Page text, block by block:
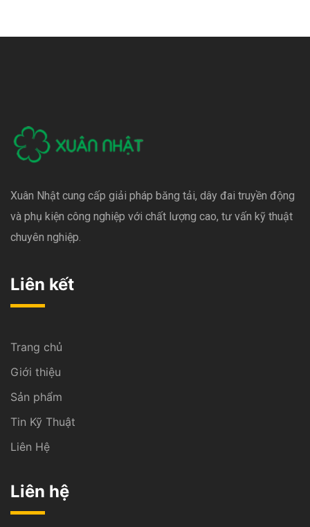
Xuân Nhật cung cấp giải pháp băng tải, dây đai truyền động
và phụ kiện công nghiệp với chất lượng cao, tư vấn kỹ thuật
chuyên nghiệp.
Liên kết
Trang chủ
Giới thiệu
Sản phẩm
Tin Kỹ Thuật
Liên Hệ
Liên hệ